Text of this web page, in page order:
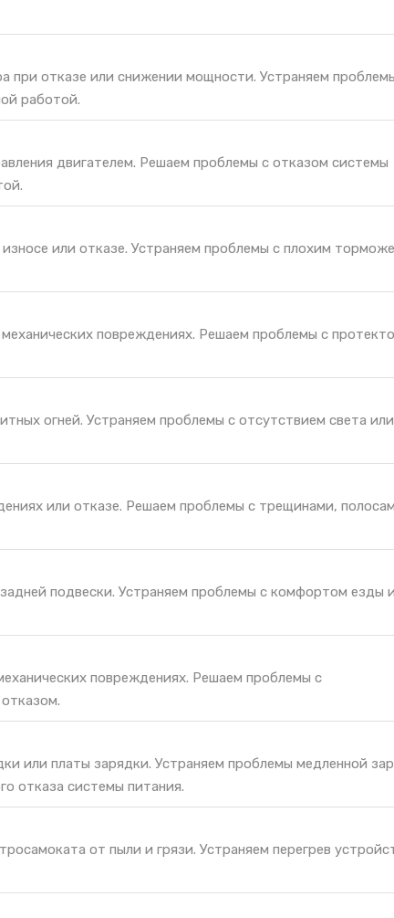
при отказе или снижении мощности. Устраняем
работой.
двигателем. Решаем проблемы с отказом системы
или отказе. Устраняем проблемы с плохим
повреждениях. Решаем проблемы с
огней. Устраняем проблемы с отсутствием света или
или отказе. Решаем проблемы с трещинами,
подвески. Устраняем проблемы с комфортом езды
повреждениях. Решаем проблемы с
или платы зарядки. Устраняем проблемы медленной
отказа системы питания.
от пыли и грязи. Устраняем перегрев